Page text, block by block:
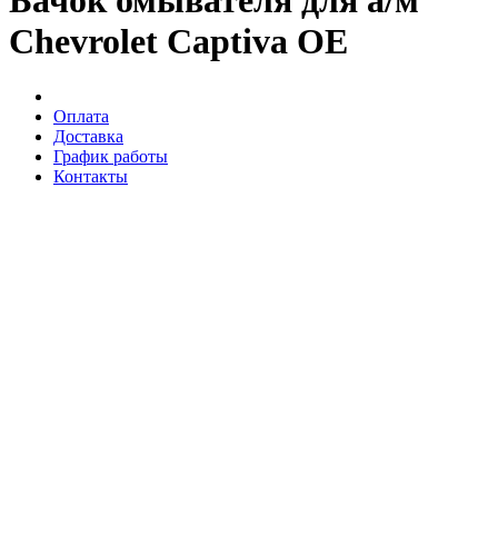
Chevrolet Captiva OE
Оплата
Доставка
График работы
Контакты